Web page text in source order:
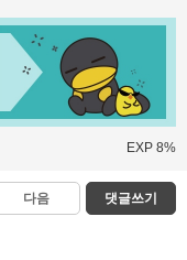
EXP 8%
다음 댓글쓰기